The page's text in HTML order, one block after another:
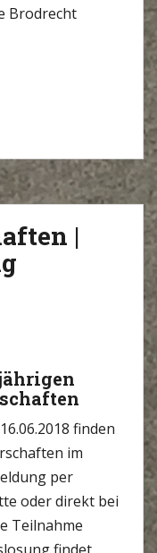
Brodrecht
|
finden
im
per
oder direkt bei
Teilnahme
findet